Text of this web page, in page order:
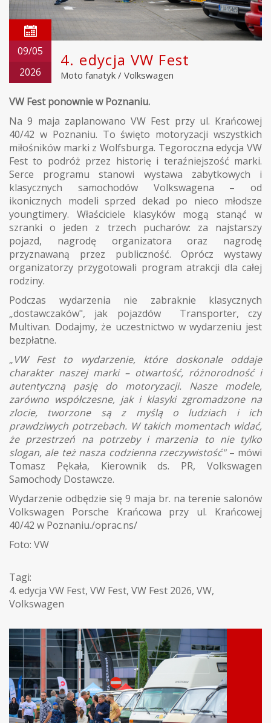
09/05
2026
4. edycja VW Fest
Moto fanatyk / Volkswagen
VW Fest ponownie w Poznaniu.
Na 9 maja zaplanowano VW Fest przy ul. Krańcowej
40/42 w Poznaniu. To święto motoryzacji wszystkich
miłośników marki z Wolfsburga. Tegoroczna edycja VW
Fest to podróż przez historię i teraźniejszość marki.
Serce programu stanowi wystawa zabytkowych i
klasycznych samochodów Volkswagena – od
ikonicznych modeli sprzed dekad po nieco młodsze
youngtimery. Właściciele klasyków mogą stanąć w
szranki o jeden z trzech pucharów: za najstarszy
pojazd, nagrodę organizatora oraz nagrodę
przyznawaną przez publiczność. Oprócz wystawy
organizatorzy przygotowali program atrakcji dla całej
rodziny.
Podczas wydarzenia nie zabraknie klasycznych
„dostawczaków", jak pojazdów Transporter, czy
Multivan. Dodajmy, że uczestnictwo w wydarzeniu jest
bezpłatne.
„VW Fest to wydarzenie, które doskonale oddaje
charakter naszej marki – otwartość, różnorodność i
autentyczną pasję do motoryzacji. Nasze modele,
zarówno współczesne, jak i klasyki zgromadzone na
zlocie, tworzone są z myślą o ludziach i ich
prawdziwych potrzebach. W takich momentach widać,
że przestrzeń na potrzeby i marzenia to nie tylko
slogan, ale też nasza codzienna rzeczywistość" – mówi
Tomasz Pękała, Kierownik ds. PR, Volkswagen
Samochody Dostawcze.
Wydarzenie odbędzie się 9 maja br. na terenie salonów
Volkswagen Porsche Krańcowa przy ul. Krańcowej
40/42 w Poznaniu./oprac.ns/
Foto: VW
Tagi:
4. edycja VW Fest, VW Fest, VW Fest 2026, VW,
Volkswagen